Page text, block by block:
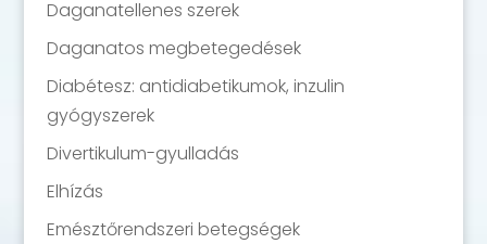
Daganatellenes szerek
Daganatos megbetegedések
Diabétesz: antidiabetikumok, inzulin
gyógyszerek
Divertikulum-gyulladás
Elhízás
Emésztőrendszeri betegségek